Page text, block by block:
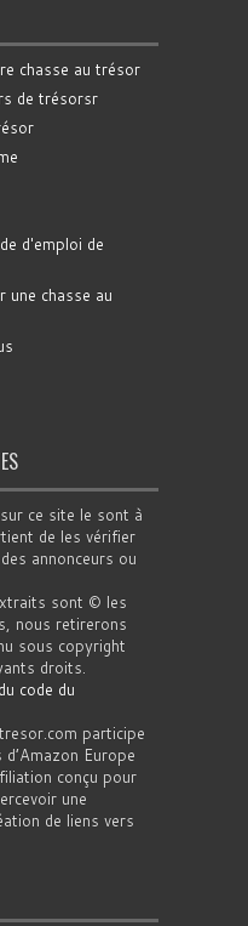
chasse au trésor
de trésorsr
d'emploi de
une chasse au
ce site le sont à
de les vérifier
annonceurs ou
sont © les
nous retirerons
sous copyright
droits.
code du
participe
Europe
conçu pour
une
de liens vers